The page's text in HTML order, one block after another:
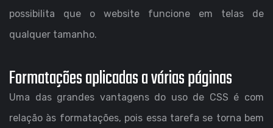
possibilita que o website funcione em telas de
qualquer tamanho.
Formatações aplicadas a várias páginas
Uma das grandes vantagens do uso de CSS é com
relação às formatações, pois essa tarefa se torna bem